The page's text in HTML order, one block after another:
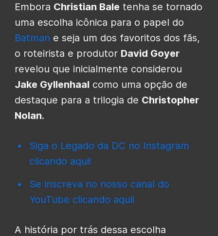
Embora Christian Bale tenha se tornado
uma escolha icônica para o papel do
Batman e seja um dos favoritos dos fãs,
o roteirista e produtor David Goyer
revelou que inicialmente considerou
Jake Gyllenhaal como uma opção de
destaque para a trilogia de Christopher
Nolan.
Siga o Legado da DC no Instagram
clicando aqui!
Se inscreva no nosso canal do
YouTube clicando aqui!
A história por trás dessa escolha